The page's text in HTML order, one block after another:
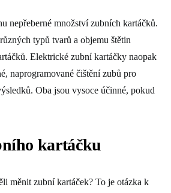
nepřeberné množství zubních kartáčků.
typů tvarů a objemu štětin
Elektrické zubní kartáčky naopak
naprogramované čištění zubů pro
Oba jsou vysoce účinné, pokud
kartáčku
měnit zubní kartáček? To je otázka k